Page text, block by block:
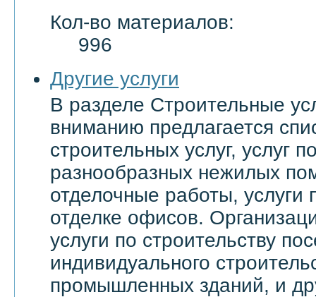
Кол-во материалов:
996
Другие услуги
В разделе Строительные
вниманию предлагается
строительных услуг, услуг
разнообразных нежилых
отделочные работы, услуги
отделке офисов.
услуги по строительству
индивидуального
промышленных зданий, и